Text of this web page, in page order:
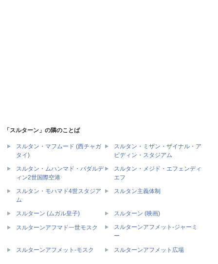
「スルターン」の隣のことば
スルタン・マフムード (西チャガ
タイ)
スルタン・ミザン・ザイナル・ア
ビディン・スタジアム
スルタン・ムハンマド・バダルデ
ィン2世国際空港
スルタン・メジド・エフェンディ
エフ
スルタン・モハマド4世スタジア
ム
スルタン主義体制
スルターン (ムガル皇子) スルターン (映画)
スルターンアフマド一世モスク
スルターンアフメット‐ジャーミ
ー
スルターンアフメット‐モスク スルターンアフメット広場